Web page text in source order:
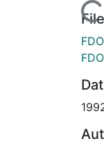
Loading...